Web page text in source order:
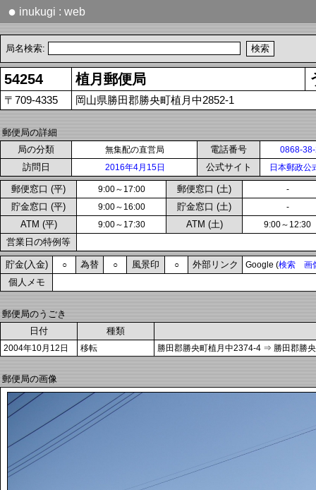
● inukugi : web
局名検索:
54254 植月郵便局
〒709-4335 岡山県勝田郡勝央町植月中2852-1
郵便局の詳細
局の分類
無集配の直営局 電話番号 0868-
訪問日 2016年4月15日 公式サイト 日本郵政公
郵便窓口 (平) 9:00～17:00 郵便窓口 (土) -
貯金窓口 (平) 9:00～16:00 貯金窓口 (土) -
ATM (平) 9:00～17:30 ATM (土) 9:00～12:30
営業日の特例等
貯金(入金) ○ 為替 ○ 風景印 ○ 外部リンク Google (検索 画
個人メモ
郵便局のうごき
日付
種類
2004年10月12日 移転 勝田郡勝央町植月中2374-4 ⇒ 勝田郡勝
郵便局の画像